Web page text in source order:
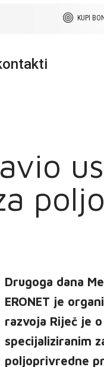
KUPI BON
Drugoga dana
ERONET je
razvoja Riječ je
specijaliziranim
poljoprivredne